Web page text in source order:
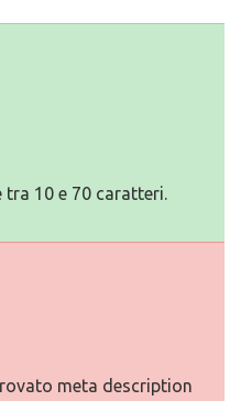
10 e 70 caratteri.
meta description